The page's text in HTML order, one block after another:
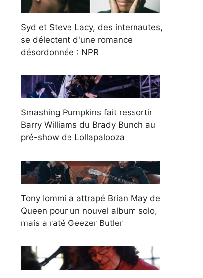
Syd et Steve Lacy, des internautes,
se délectent d'une romance
désordonnée : NPR
Smashing Pumpkins fait ressortir
Barry Williams du Brady Bunch au
pré-show de Lollapalooza
Tony Iommi a attrapé Brian May de
Queen pour un nouvel album solo,
mais a raté Geezer Butler